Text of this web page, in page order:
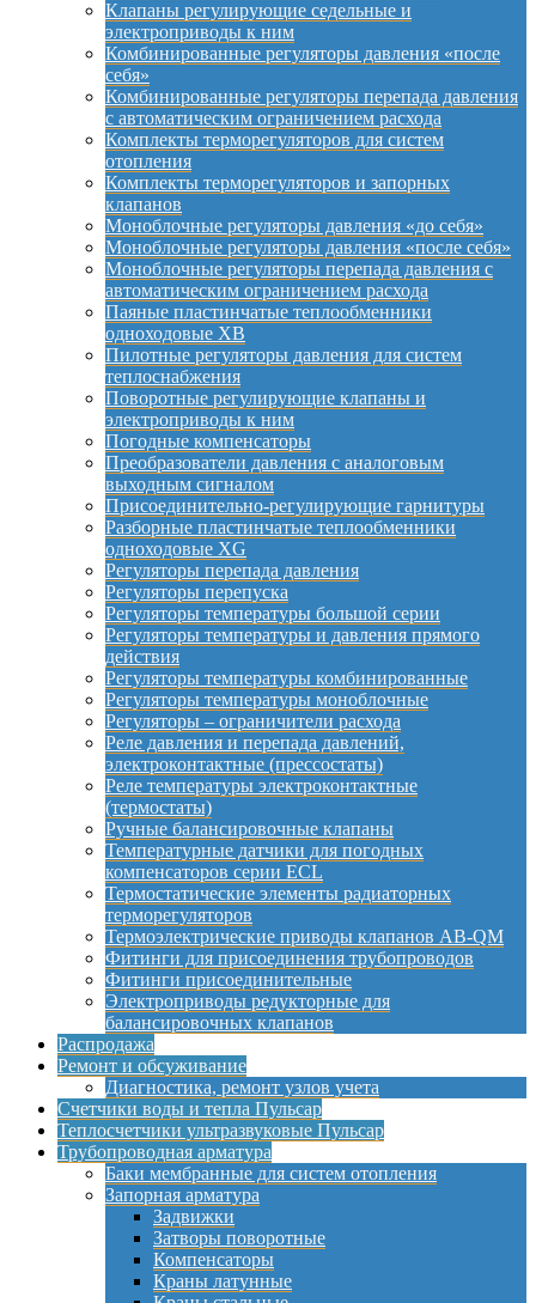
Клапаны регулирующие седельные и
электроприводы к ним
Комбинированные регуляторы давления «после
себя»
Комбинированные регуляторы перепада давления
с автоматическим ограничением расхода
Комплекты терморегуляторов для систем
отопления
Комплекты терморегуляторов и запорных
клапанов
Моноблочные регуляторы давления «до себя»
Моноблочные регуляторы давления «после себя»
Моноблочные регуляторы перепада давления с
автоматическим ограничением расхода
Паяные пластинчатые теплообменники
одноходовые XB
Пилотные регуляторы давления для систем
теплоснабжения
Поворотные регулирующие клапаны и
электроприводы к ним
Погодные компенсаторы
Преобразователи давления с аналоговым
выходным сигналом
Присоединительно-регулирующие гарнитуры
Разборные пластинчатые теплообменники
одноходовые XG
Регуляторы перепада давления
Регуляторы перепуска
Регуляторы температуры большой серии
Регуляторы температуры и давления прямого
действия
Регуляторы температуры комбинированные
Регуляторы температуры моноблочные
Регуляторы – ограничители расхода
Реле давления и перепада давлений,
электроконтактные (прессостаты)
Реле температуры электроконтактные
(термостаты)
Ручные балансировочные клапаны
Температурные датчики для погодных
компенсаторов серии ECL
Термостатические элементы радиаторных
терморегуляторов
Термоэлектрические приводы клапанов AB-QM
Фитинги для присоединения трубопроводов
Фитинги присоединительные
Электроприводы редукторные для
балансировочных клапанов
Распродажа
Ремонт и обсуживание
Диагностика, ремонт узлов учета
Счетчики воды и тепла Пульсар
Теплосчетчики ультразвуковые Пульсар
Трубопроводная арматура
Баки мембранные для систем отопления
Запорная арматура
Задвижки
Затворы поворотные
Компенсаторы
Краны латунные